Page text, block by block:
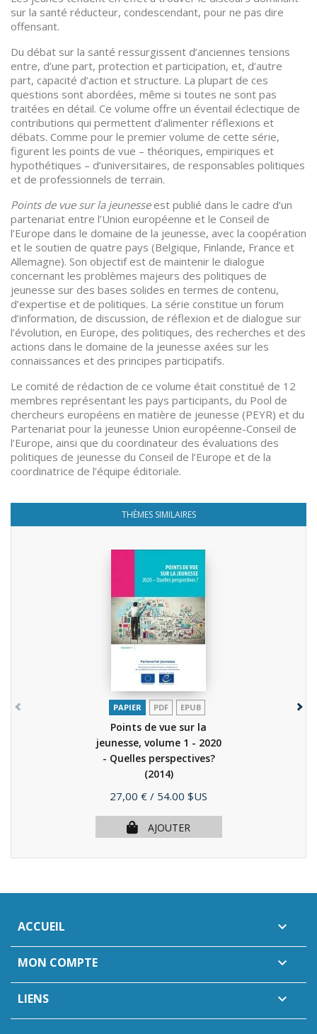
sur la santé réducteur, condescendant, pour ne pas dire
offensant.
Du débat sur la santé ressurgissent d’anciennes tensions
entre, d’une part, protection et participation, et, d’autre
part, capacité d’action et structure. La plupart de ces
questions sont abordées, même si toutes ne sont pas
traitées en détail. Ce volume offre un éventail éclectique de
contributions qui permettent d’alimenter réflexions et
débats. Comme pour le premier volume de cette série,
figurent les points de vue – théoriques, empiriques et
hypothétiques – d’universitaires, de responsables politiques
et de professionnels de terrain.
Points de vue sur la jeunesseest publié dans le cadre d’un
partenariat entre l’Union européenne et le Conseil de
l’Europe dans le domaine de la jeunesse, avec la coopération
et le soutien de quatre pays (Belgique, Finlande, France et
Allemagne). Son objectif est de maintenir le dialogue
concernant les problèmes majeurs des politiques de
jeunesse sur des bases solides en termes de contenu,
d’expertise et de politiques. La série constitue un forum
d’information, de discussion, de réflexion et de dialogue sur
l’évolution, en Europe, des politiques, des recherches et des
actions dans le domaine de la jeunesse axées sur les
connaissances et des principes participatifs.
Le comité de rédaction de ce volume était constitué de 12
membres représentant les pays participants, du Pool de
chercheurs européens en matière de jeunesse (PEYR) et du
Partenariat pour la jeunesse Union européenne-Conseil de
l’Europe, ainsi que du coordinateur des évaluations des
politiques de jeunesse du Conseil de l’Europe et de la
coordinatrice de l’équipe éditoriale.
THÈMES SIMILAIRES
PAPIER PDF EPUB
Points de vue sur la
jeunesse, volume 1 - 2020
- Quelles perspectives?
(2014)
Prix
27,00 € / 54.00 $US
AJOUTER
ACCUEIL 
MON COMPTE 
LIENS 